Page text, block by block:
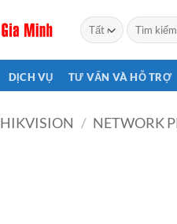
Tìm
kiếm:
DỊCH VỤ TƯ VẤN VÀ HỖ TRỢ
HIKVISION / NETWORK